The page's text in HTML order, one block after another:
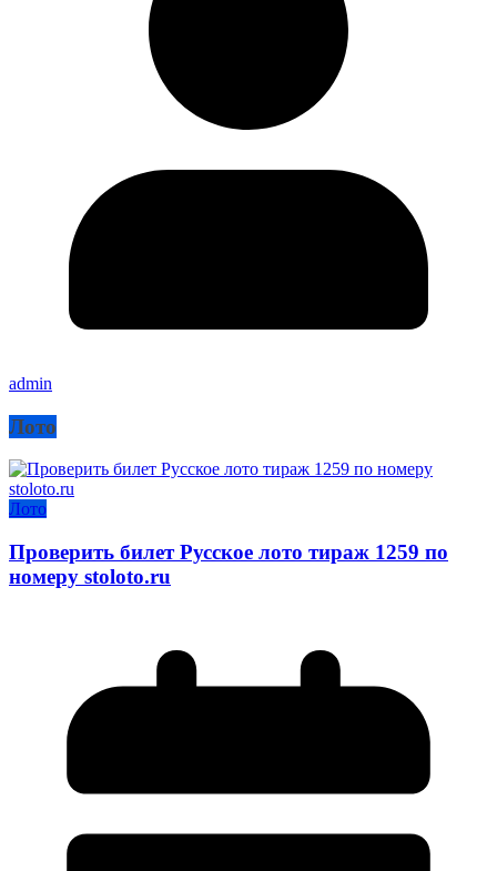
admin
Лото
Лото
Проверить билет Русское лото тираж 1259 по
номеру stoloto.ru